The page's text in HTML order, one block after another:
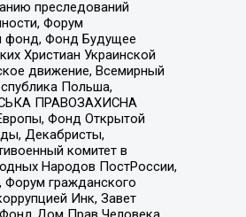
преследований
Форум
фонд, Фонд Будущее
Христиан Украинской
движение, Всемирный
Польша,
ПРАВОЗАХИСНА
Фонд Открытой
Декабристы,
комитет в
Народов ПостРоссии,
Форум гражданского
Инк, Завет